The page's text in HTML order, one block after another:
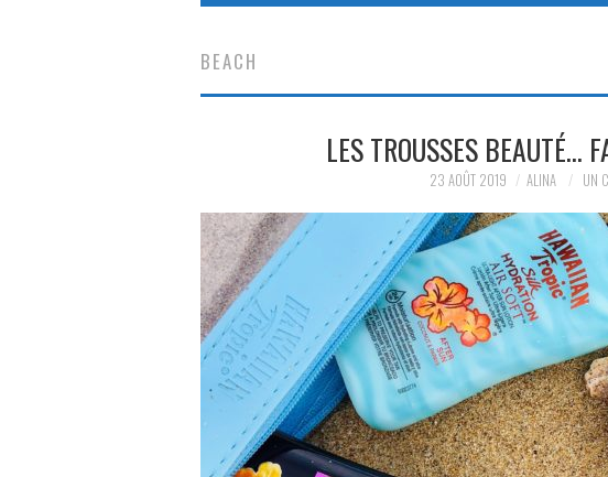
BEACH
LES TROUSSES BEAUTÉ…
23 AOÛT 2019 ALINA UN